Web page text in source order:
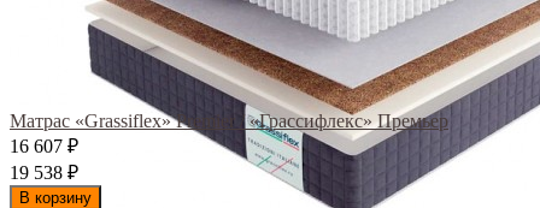
Матрас «Grassiflex» Premier / «Грассифлекс» Премьер
16 607 ₽
19 538 ₽
В корзину